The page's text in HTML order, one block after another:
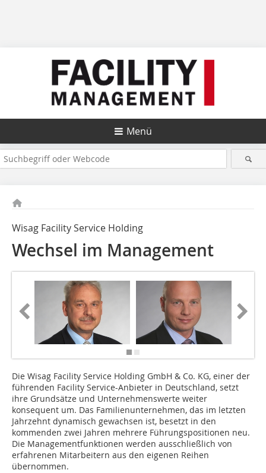
Menü
Wisag Facility Service Holding
Wechsel im Management
Die Wisag Facility Service Holding GmbH & Co. KG, einer der
führenden Facility Service-Anbieter in Deutschland, setzt
ihre Grundsätze und Unternehmenswerte weiter
konsequent um. Das Familienunternehmen, das im letzten
Jahrzehnt dynamisch gewachsen ist, besetzt in den
kommenden zwei Jahren mehrere Führungspositionen neu.
Die Managementfunktionen werden ausschließlich von
erfahrenen Mitarbeitern aus den eigenen Reihen
übernommen.